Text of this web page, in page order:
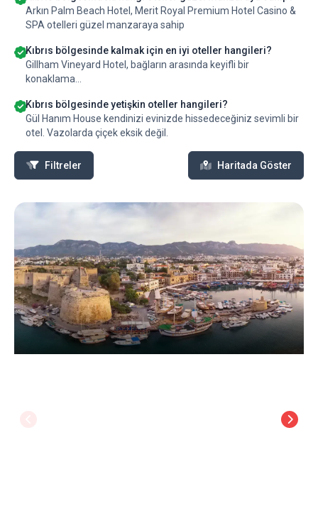
Arkın Palm Beach Hotel, Merit Royal Premium Hotel Casino &
SPA otelleri güzel manzaraya sahip
Kıbrıs bölgesinde kalmak için en iyi oteller hangileri?
Gillham Vineyard Hotel, bağların arasında keyifli bir
konaklama...
Kıbrıs bölgesinde yetişkin oteller hangileri?
Gül Hanım House kendinizi evinizde hissedeceğiniz sevimli bir
otel. Vazolarda çiçek eksik değil.
Filtreler Haritada Göster